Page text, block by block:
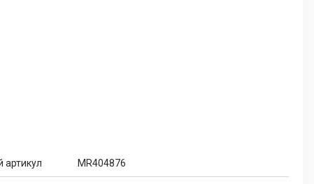
артикул MR404876